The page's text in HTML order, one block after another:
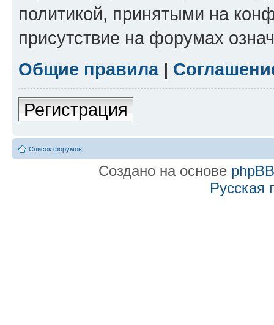
политикой, принятыми на
присутствие на форумах
Общие правила|
Регистрация
Список форумов
Создано на основе phpBB
Русская